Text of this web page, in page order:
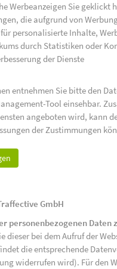
Werbeanzeigen Sie geklickt
die aufgrund von
personalisierte Inhalte,
durch Statistiken oder
der Dienste
entnehmen Sie bitte den
Tool einsehbar.
angeboten wird, kann
der Zustimmungen
GmbH
personenbezogenen
dieser bei dem Aufruf der
die entsprechende
widerrufen wird). Für den